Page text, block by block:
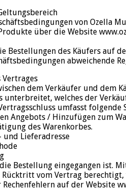
von Ozella
über die Website
Bestellungen des Käufers auf
abweichende
Vertrages
dem Verkäufer und dem
unterbreitet, welches der
umfasst folgende
Angebots / Hinzufügen zum
des Warenkorbes.
und Lieferadresse
Bestellung eingegangen ist.
vom Vertrag
auf der Website